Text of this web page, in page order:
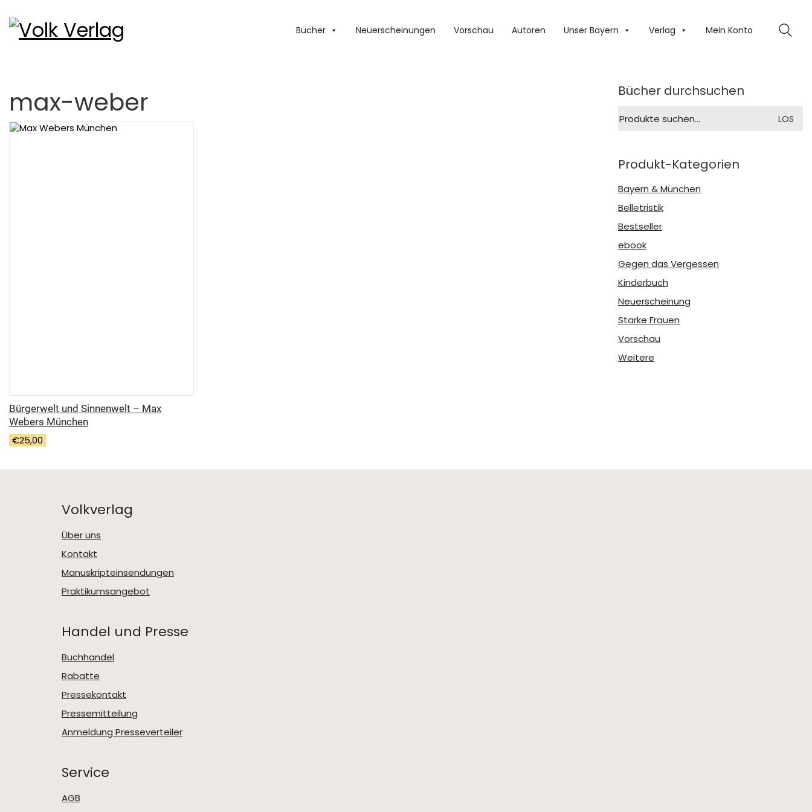
Bücher Neuerscheinungen Vorschau Autoren Unser Bayern Verlag Mein Konto
max-weber
Bürgerwelt und Sinnenwelt – Max
Webers München
€25,00
Bücher durchsuchen
nach:
LOS
Produkt-Kategorien
Bayern & München
Belletristik
Bestseller
ebook
Gegen das Vergessen
Kinderbuch
Neuerscheinung
Starke Frauen
Vorschau
Weitere
Volkverlag
Über uns
Kontakt
Manuskripteinsendungen
Praktikumsangebot
Handel und Presse
Buchhandel
Rabatte
Pressekontakt
Pressemitteilung
Anmeldung Presseverteiler
Service
AGB